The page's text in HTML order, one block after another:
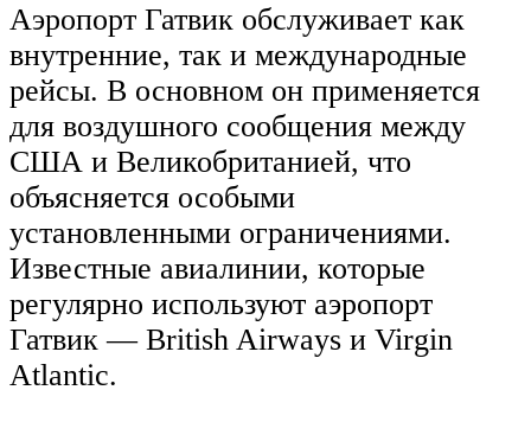
Аэропорт Гатвик обслуживает как
внутренние, так и международные
рейсы. В основном он применяется
для воздушного сообщения между
США и Великобританией, что
объясняется особыми
установленными ограничениями.
Известные авиалинии, которые
регулярно используют аэропорт
Гатвик — British Airways и Virgin
Atlantic.